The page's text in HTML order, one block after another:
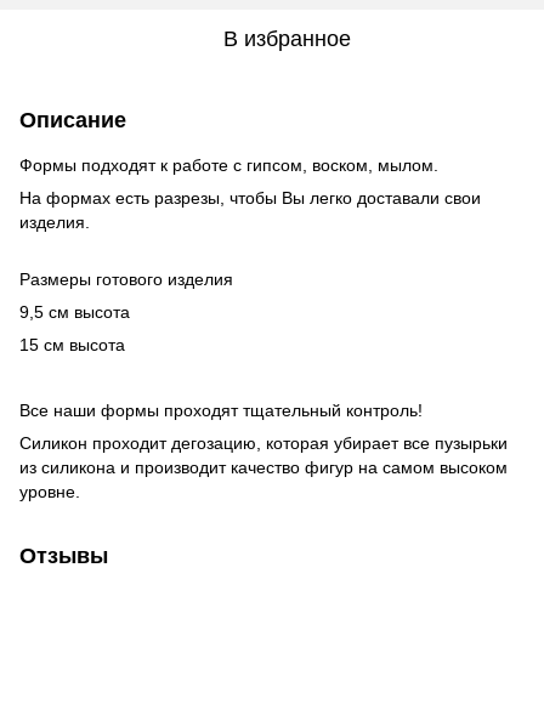
В избранное
Описание
Формы подходят к работе с гипсом, воском, мылом.
На формах есть разрезы, чтобы Вы легко доставали свои
изделия.
Размеры готового изделия
9,5 см высота
15 см высота
Все наши формы проходят тщательный контроль!
Силикон проходит дегозацию, которая убирает все пузырьки
из силикона и производит качество фигур на самом высоком
уровне.
Отзывы